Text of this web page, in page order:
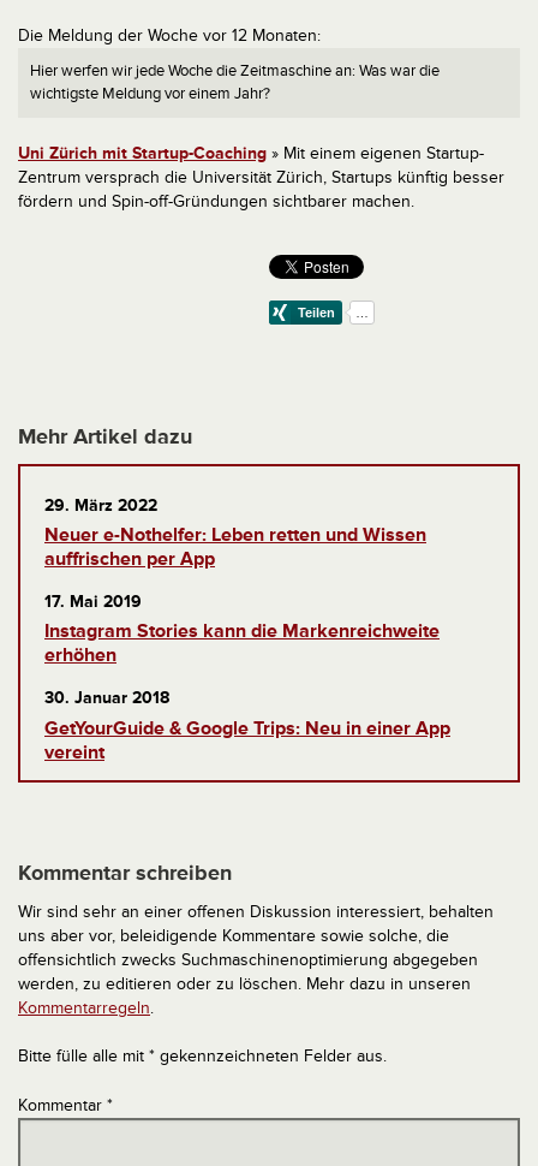
Die Meldung der Woche vor 12 Monaten:
Hier werfen wir jede Woche die Zeitmaschine an: Was war die
wichtigste Meldung vor einem Jahr?
Uni Zürich mit Startup-Coaching » Mit einem eigenen Startup-
Zentrum versprach die Universität Zürich, Startups künftig besser
fördern und Spin-off-Gründungen sichtbarer machen.
Mehr Artikel dazu
29. März 2022
Neuer e-Nothelfer: Leben retten und Wissen
auffrischen per App
17. Mai 2019
Instagram Stories kann die Markenreichweite
erhöhen
30. Januar 2018
GetYourGuide & Google Trips: Neu in einer App
vereint
Kommentar schreiben
Wir sind sehr an einer offenen Diskussion interessiert, behalten
uns aber vor, beleidigende Kommentare sowie solche, die
offensichtlich zwecks Suchmaschinenoptimierung abgegeben
werden, zu editieren oder zu löschen. Mehr dazu in unseren
Kommentarregeln.
Bitte fülle alle mit * gekennzeichneten Felder aus.
Kommentar *